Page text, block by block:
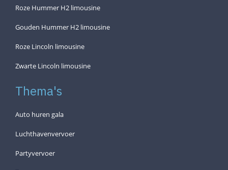
Roze Hummer H2 limousine
Gouden Hummer H2 limousine
Roze Lincoln limousine
Zwarte Lincoln limousine
Thema's
Auto huren gala
Luchthavenvervoer
Partyvervoer